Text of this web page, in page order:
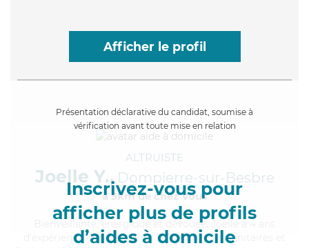
Afficher le profil
Présentation déclarative du candidat, soumise à
vérification avant toute mise en relation
Inscrivez-vous pour
afficher plus de profils
d’aides à domicile
ALTRUISTE
Joelle Y., Dompierre-sur-Besbre
à 5km de chez Vous
, énergique et dévouée, Joelle a 4 ans
d'expérience et possède un BEP Carrières Sanitaires et